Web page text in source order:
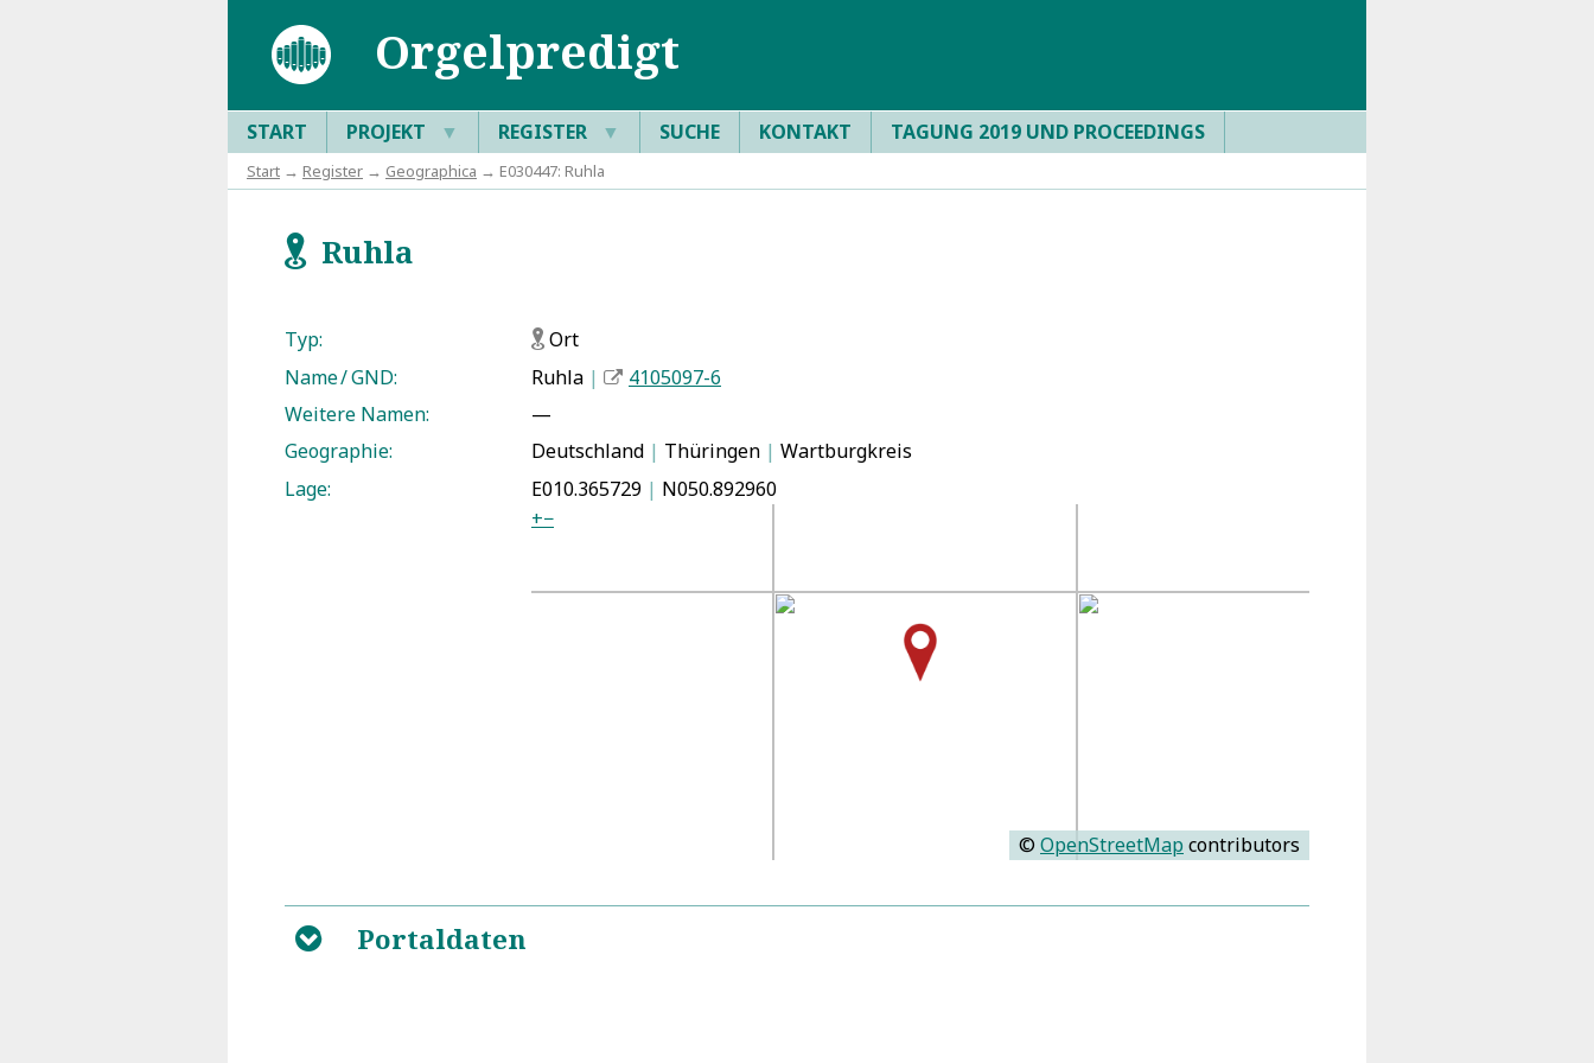
Orgelpredigt
START PROJEKT ▼ REGISTER ▼ SUCHE KONTAKT TAGUNG 2019 UND PROCEEDINGS
Start → Register → Geographica → E030447: Ruhla
fRuhla
Typ: f Ort
Name / GND:
Ruhla |
4105097-6
Weitere Namen:
—
Geographie:
Deutschland | Thüringen | Wartburgkreis
Lage:
E010.365729 | N050.892960
+−
© OpenStreetMap contributors
B Portaldaten